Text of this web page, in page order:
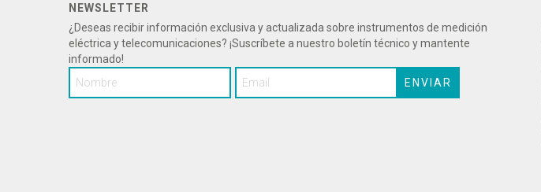
NEWSLETTER
¿Deseas recibir información exclusiva y actualizada sobre instrumentos de medición
eléctrica y telecomunicaciones? ¡Suscríbete a nuestro boletín técnico y mantente
informado!